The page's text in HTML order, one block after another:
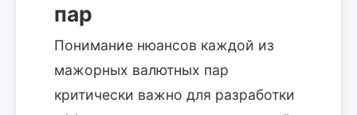
пар
Понимание нюансов каждой из
мажорных валютных пар
критически важно для разработки